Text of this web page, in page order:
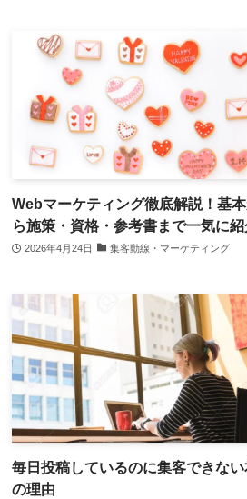
Webマーケティング徹底解説！基
ら施策・資格・参考書まで一気に紹
2026年4月24日 集客動線・マーケティング
毎日投稿しているのに集客できない
の理由